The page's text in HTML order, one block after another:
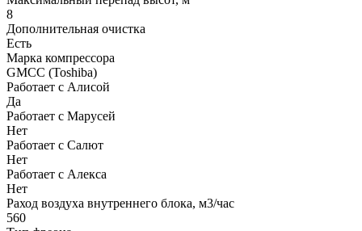
8
Дополнительная очистка
Есть
Марка компрессора
GMCC (Toshiba)
Работает с Алисой
Да
Работает с Марусей
Нет
Работает с Салют
Нет
Работает с Алекса
Нет
Раход воздуха внутреннего блока, м3/час
560